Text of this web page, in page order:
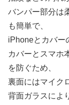
バンパー部分は
も簡単で、
iPhoneとカバー
カバーとスマホ
を防ぐため、
裏面にはマイク
背面ガラスによ